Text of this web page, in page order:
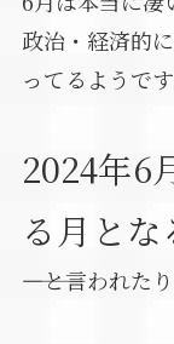
政治・経済的
ってるようです
2024年6
る月とな
――――と言われた